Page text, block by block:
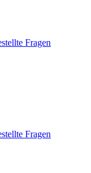
Fragen
Fragen